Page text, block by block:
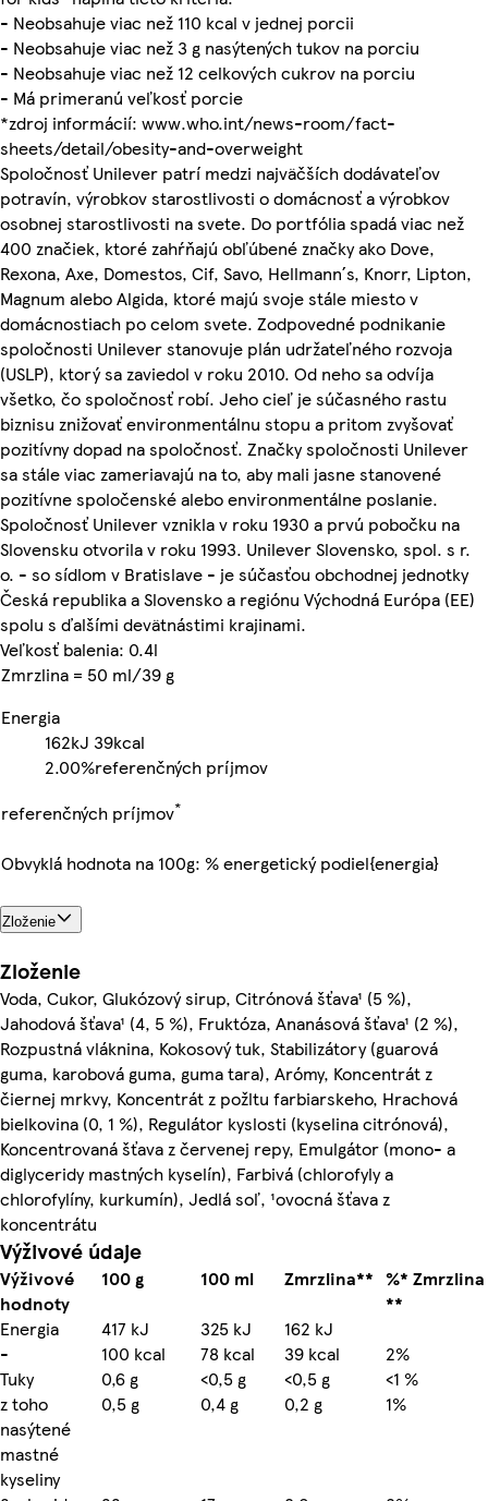
- Neobsahuje viac než 110 kcal v jednej porcii
- Neobsahuje viac než 3 g nasýtených tukov na porciu
- Neobsahuje viac než 12 celkových cukrov na porciu
- Má primeranú veľkosť porcie
*zdroj informácií: www.who.int/news-room/fact-
sheets/detail/obesity-and-overweight
Spoločnosť Unilever patrí medzi najväčších dodávateľov
potravín, výrobkov starostlivosti o domácnosť a výrobkov
osobnej starostlivosti na svete. Do portfólia spadá viac než
400 značiek, ktoré zahŕňajú obľúbené značky ako Dove,
Rexona, Axe, Domestos, Cif, Savo, Hellmann´s, Knorr, Lipton,
Magnum alebo Algida, ktoré majú svoje stále miesto v
domácnostiach po celom svete. Zodpovedné podnikanie
spoločnosti Unilever stanovuje plán udržateľného rozvoja
(USLP), ktorý sa zaviedol v roku 2010. Od neho sa odvíja
všetko, čo spoločnosť robí. Jeho cieľ je súčasného rastu
biznisu znižovať environmentálnu stopu a pritom zvyšovať
pozitívny dopad na spoločnosť. Značky spoločnosti Unilever
sa stále viac zameriavajú na to, aby mali jasne stanovené
pozitívne spoločenské alebo environmentálne poslanie.
Spoločnosť Unilever vznikla v roku 1930 a prvú pobočku na
Slovensku otvorila v roku 1993. Unilever Slovensko, spol. s r.
o. - so sídlom v Bratislave - je súčasťou obchodnej jednotky
Česká republika a Slovensko a regiónu Východná Európa (EE)
spolu s ďalšími devätnástimi krajinami.
Veľkosť balenia: 0.4l
Zmrzlina = 50 ml/39 g
Energia
162kJ 39kcal
2.00%referenčných príjmov
referenčných príjmov*
Obvyklá hodnota na 100g: % energetický podiel{energia}
Zloženie
Zloženie
Voda, Cukor, Glukózový sirup, Citrónová šťava¹ (5 %),
Jahodová šťava¹ (4, 5 %), Fruktóza, Ananásová šťava¹ (2 %),
Rozpustná vláknina, Kokosový tuk, Stabilizátory (guarová
guma, karobová guma, guma tara), Arómy, Koncentrát z
čiernej mrkvy, Koncentrát z požltu farbiarskeho, Hrachová
bielkovina (0, 1 %), Regulátor kyslosti (kyselina citrónová),
Koncentrovaná šťava z červenej repy, Emulgátor (mono- a
diglyceridy mastných kyselín), Farbivá (chlorofyly a
chlorofylíny, kurkumín), Jedlá soľ, ¹ovocná šťava z
koncentrátu
Výživové údaje
Výživové
hodnoty
100 g 100 ml Zmrzlina** %* Zmrzlina
**
Energia
417 kJ 325 kJ
162 kJ
-
100 kcal 78 kcal 39 kcal
2%
Tuky
0,6 g <0,5 g <0,5 g
<1 %
z toho
nasýtené
mastné
kyseliny
0,5 g 0,4 g 0,2 g 1%